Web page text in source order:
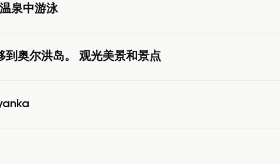
泉中游泳
到奥尔洪岛。 观光美景和景点